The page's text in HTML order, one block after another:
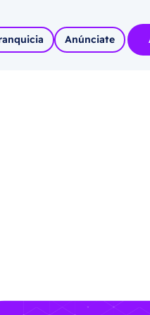
Anúnciate